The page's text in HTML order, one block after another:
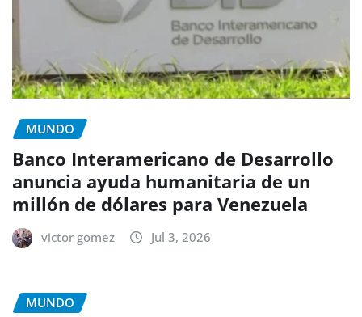
MUNDO
Banco Interamericano de Desarrollo
anuncia ayuda humanitaria de un
millón de dólares para Venezuela
victor gomez Jul 3, 2026
MUNDO